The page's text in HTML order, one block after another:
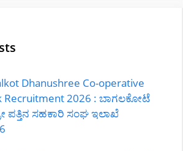
Dhanushree Co-operative
Recruitment 2026 : ಬಾಗಲಕೋಟೆ
ಪತ್ತಿನ ಸಹಕಾರಿ ಸಂಘ ಇಲಾಖೆ